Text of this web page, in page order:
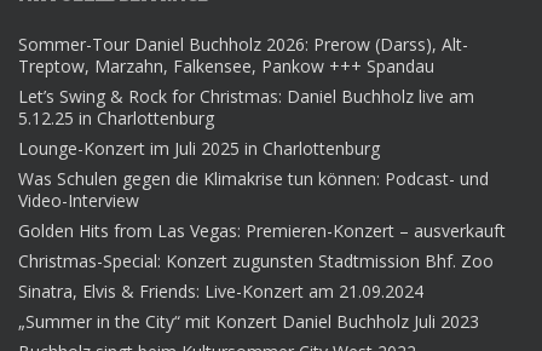
Sommer-Tour Daniel Buchholz 2026: Prerow (Darss), Alt-
Treptow, Marzahn, Falkensee, Pankow +++ Spandau
Let’s Swing & Rock for Christmas: Daniel Buchholz live am
5.12.25 in Charlottenburg
Lounge-Konzert im Juli 2025 in Charlottenburg
Was Schulen gegen die Klimakrise tun können: Podcast- und
Video-Interview
Golden Hits from Las Vegas: Premieren-Konzert – ausverkauft
Christmas-Special: Konzert zugunsten Stadtmission Bhf. Zoo
Sinatra, Elvis & Friends: Live-Konzert am 21.09.2024
„Summer in the City“ mit Konzert Daniel Buchholz Juli 2023